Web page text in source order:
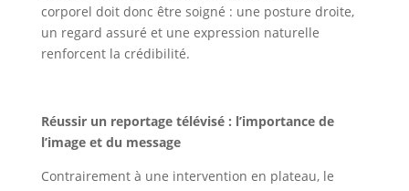
corporel doit donc être soigné : une posture droite,
un regard assuré et une expression naturelle
renforcent la crédibilité.
Réussir un reportage télévisé : l’importance de
l’image et du message
Contrairement à une intervention en plateau, le